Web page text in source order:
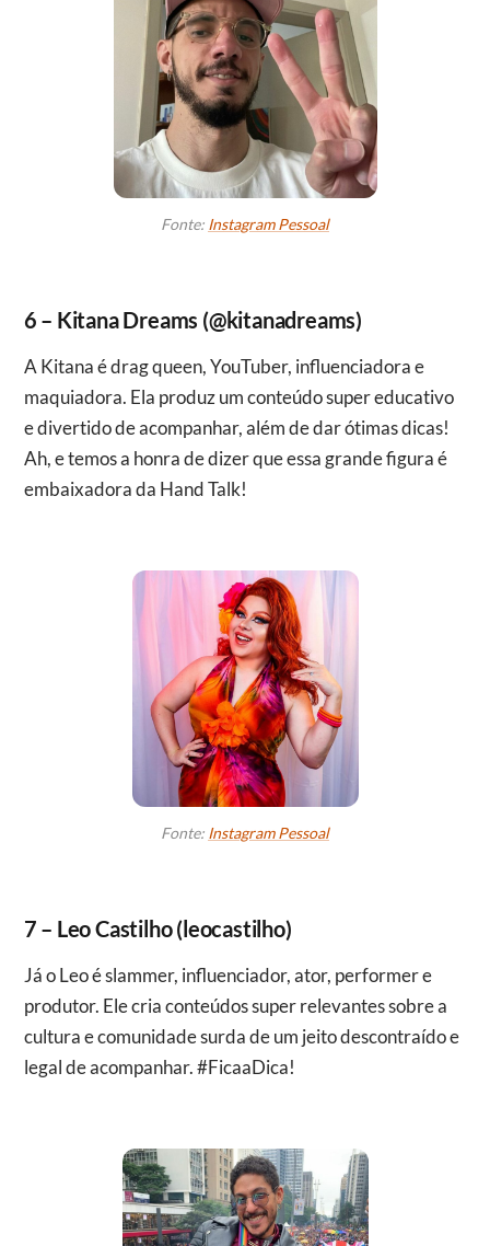
Fonte: Instagram Pessoal
6 – Kitana Dreams (@kitanadreams)
A Kitana é drag queen, YouTuber, influenciadora e
maquiadora. Ela produz um conteúdo super educativo
e divertido de acompanhar, além de dar ótimas dicas!
Ah, e temos a honra de dizer que essa grande figura é
embaixadora da Hand Talk!
Fonte: Instagram Pessoal
7 – Leo Castilho (leocastilho)
Já o Leo é slammer, influenciador, ator, performer e
produtor. Ele cria conteúdos super relevantes sobre a
cultura e comunidade surda de um jeito descontraído e
legal de acompanhar. #FicaaDica!